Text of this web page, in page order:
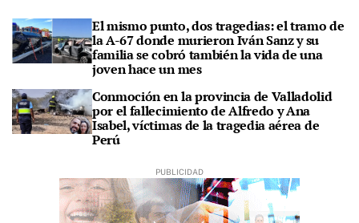
El mismo punto, dos tragedias: el tramo de
la A-67 donde murieron Iván Sanz y su
familia se cobró también la vida de una
joven hace un mes
Conmoción en la provincia de Valladolid
por el fallecimiento de Alfredo y Ana
Isabel, víctimas de la tragedia aérea de
Perú